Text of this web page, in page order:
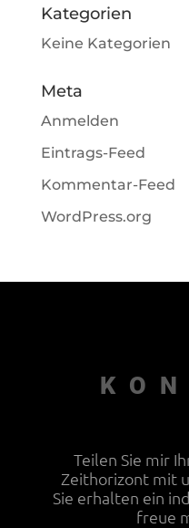
Kategorien
Keine Kategorien
Meta
Anmelden
Eintrags-Feed
Kommentar-Feed
WordPress.org
Teilen Sie mir
Zeithorizont mit
Sie erhalten ein
freue